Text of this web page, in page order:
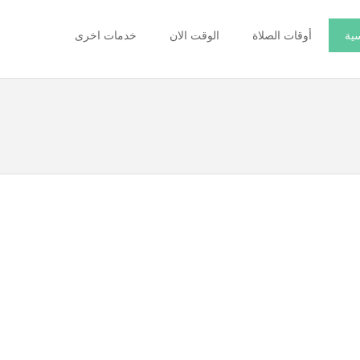
أوقات الصلاة الوقت الان خدمات اخرى